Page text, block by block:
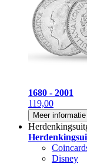
1680 - 2001
119,00
Meer informatie
Disney